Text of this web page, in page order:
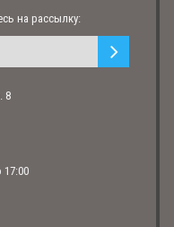
ручная работа
на рассылку:
8
17:00